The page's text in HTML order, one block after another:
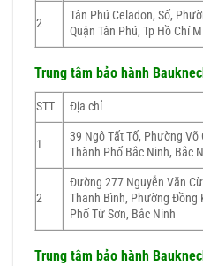
2
Tân Phú Celadon, Số,
Quận Tân Phú, Tp Hồ Chí
Trung tâm bảo hành
STT Địa chỉ
1
39 Ngô Tất Tố, Phường Võ
Thành Phố Bắc Ninh, Bắc
2
Đường 277 Nguyễn Văn
Thanh Bình, Phường Đồng
Phố Từ Sơn, Bắc Ninh
Trung tâm bảo hành